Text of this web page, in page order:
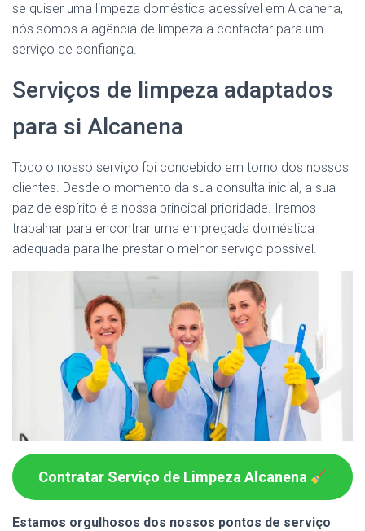
se quiser uma limpeza doméstica acessível em Alcanena,
nós somos a agência de limpeza a contactar para um
serviço de confiança.
Serviços de limpeza adaptados
para si Alcanena
Todo o nosso serviço foi concebido em torno dos nossos
clientes. Desde o momento da sua consulta inicial, a sua
paz de espírito é a nossa principal prioridade. Iremos
trabalhar para encontrar uma empregada doméstica
adequada para lhe prestar o melhor serviço possível.
Contratar Serviço de Limpeza Alcanena
Estamos orgulhosos dos nossos pontos de serviço